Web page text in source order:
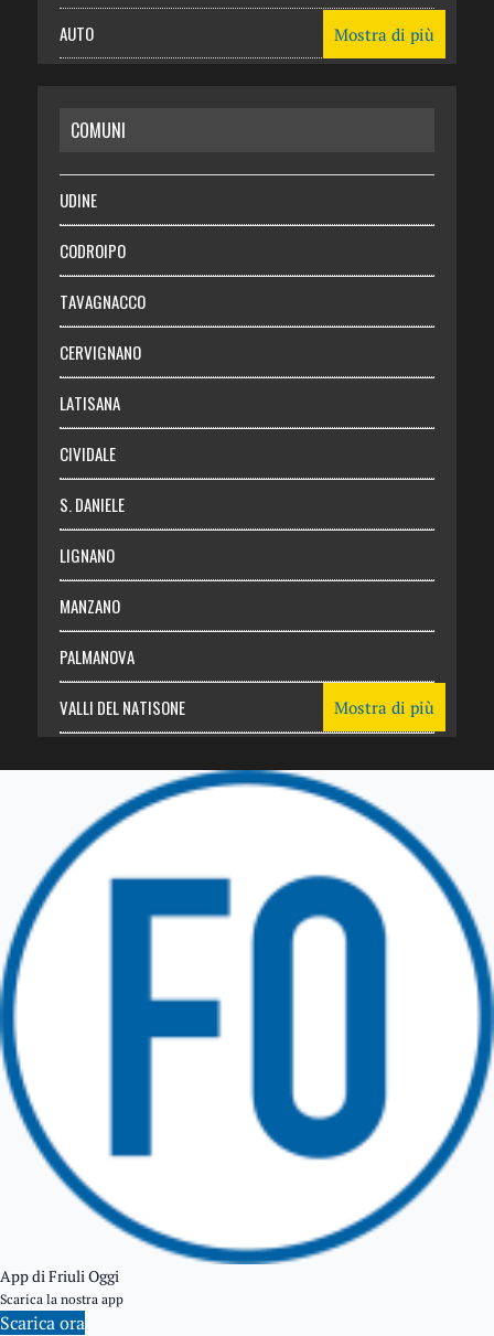
AUTO
RISPARMIO
SALUTE
Necrologie
Chi siamo
Abbonati
Login
Mostra di più
COMUNI
UDINE
CODROIPO
TAVAGNACCO
CERVIGNANO
LATISANA
CIVIDALE
S. DANIELE
LIGNANO
MANZANO
PALMANOVA
VALLI DEL NATISONE
TRICESIMO
TARCENTO
GEMONA DEL FRIULI
Mostra di più
App di Friuli Oggi
Scarica la nostra app
Scarica ora